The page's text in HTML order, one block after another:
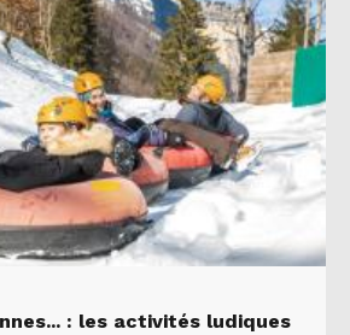
: les activités ludiques